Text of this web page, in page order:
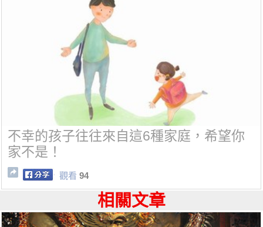
不幸的孩子往往來自這6種家庭，希望你
家不是！
觀看 94
相關文章